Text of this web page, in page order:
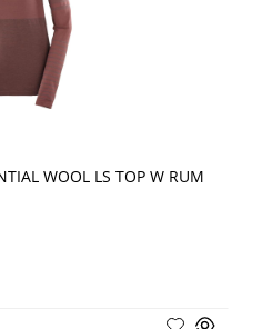
WOOL LS TOP W RUM